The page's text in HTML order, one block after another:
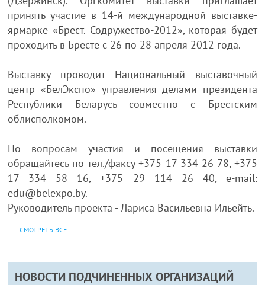
НОВОСТИ ПОДЧИНЕННЫХ ОРГАНИЗАЦИЙ
принять участие в 14-й международной выставке-
ярмарке «Брест. Содружество-2012», которая будет
проходить в Бресте с 26 по 28 апреля 2012 года.
Выставку проводит Национальный выставочный
центр «БелЭкспо» управления делами президента
Республики Беларусь совместно с Брестским
облисполкомом.
По вопросам участия и посещения выставки
обращайтесь по тел./факсу +375 17 334 26 78, +375
17 334 58 16, +375 29 114 26 40, e-mail:
edu@belexpo.by.
Руководитель проекта - Лариса Васильевна Ильейть.
СМОТРЕТЬ ВСЕ